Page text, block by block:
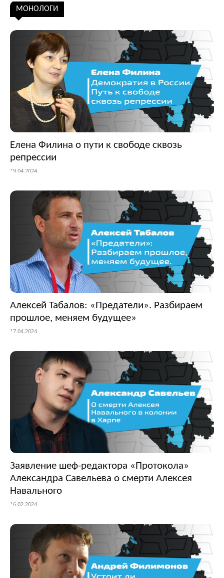
Подписаться
МОНОЛОГИ
Елена Филина о пути к свободе сквозь
репрессии
19.04.2024
Алексей Табалов: «Предатели». Разбираем
прошлое, меняем будущее»
17.04.2024
Заявление шеф-редактора «Протокола»
Александра Савельева о смерти Алексея
Навального
16.02.2024